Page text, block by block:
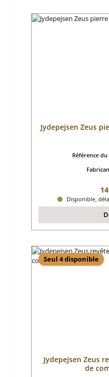
Jydepejsen Zeus
Référence
Disponible,
Seul 4 disponible
Jydepejsen Zeus
de